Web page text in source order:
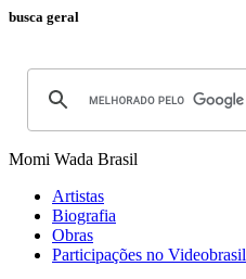
busca geral
Momi Wada Brasil
Artistas
Biografia
Obras
Participações no Videobrasil